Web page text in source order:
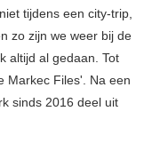
tijdens een city-trip,
zo zijn we weer bij de
altijd al gedaan. Tot
Markec Files'. Na een
sinds 2016 deel uit